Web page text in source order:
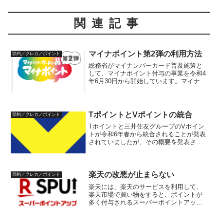
関連記事
節約／クレカ／ポイント マイナポイント第2弾の利用方法
総務省がマイナンバーカード普及施策と
して、マイナポイント付与の事業を令和4
年6月30日から開始しています。マイナポ
トが最大2万円相当...
節約／クレカ／ポイント TポイントとVポイントの統合
Tポイントと三井住友グループのVポイン
トが令和6年春から統合されることが発表
されていましたが、その概要を発表され
発表資料（...
節約／クレカ／ポイント 楽天の改悪が止まらない
楽天には、楽天のサービスを利用して、
楽天市場で買い物をすると、ポイントが
多く付与されるスーパーポイントアップ